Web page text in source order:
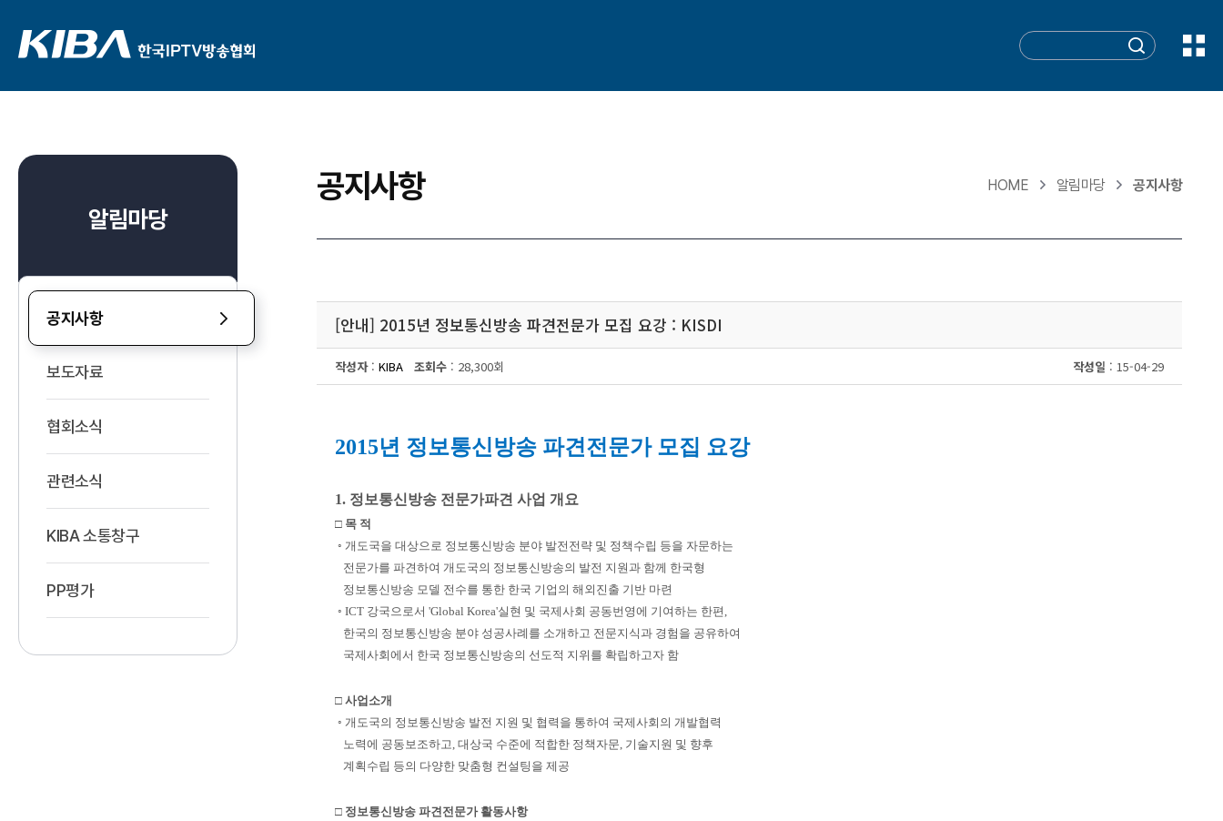
알림마당
공지사항
보도자료
협회소식
관련소식
KIBA 소통창구
PP평가
공지사항 HOME 알림마당 공지사항
[안내] 2015년 정보통신방송 파견전문가 모집 요강 : KISDI
작성자: KIBA 조회수: 28,300회 작성일 : 15-04-29
2015년 정보통신방송 파견전문가 모집 요강
1. 정보통신방송 전문가파견 사업 개요
□ 목 적
◦ 개도국을 대상으로 정보통신방송 분야 발전전략 및 정책수립 등을 자문하는
전문가를 파견하여 개도국의 정보통신방송의 발전 지원과 함께 한국형
정보통신방송 모델 전수를 통한 한국 기업의 해외진출 기반 마련
◦ ICT 강국으로서 'Global Korea'실현 및 국제사회 공동번영에 기여하는 한편,
한국의 정보통신방송 분야 성공사례를 소개하고 전문지식과 경험을 공유하여
국제사회에서 한국 정보통신방송의 선도적 지위를 확립하고자 함
□ 사업소개
◦ 개도국의 정보통신방송 발전 지원 및 협력을 통하여 국제사회의 개발협력
노력에 공동보조하고, 대상국 수준에 적합한 정책자문, 기술지원 및 향후
계획수립 등의 다양한 맞춤형 컨설팅을 제공
□ 정보통신방송 파견전문가 활동사항